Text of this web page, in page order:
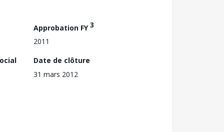
Approbation FY3
2011
Date de clôture
31 mars 2012